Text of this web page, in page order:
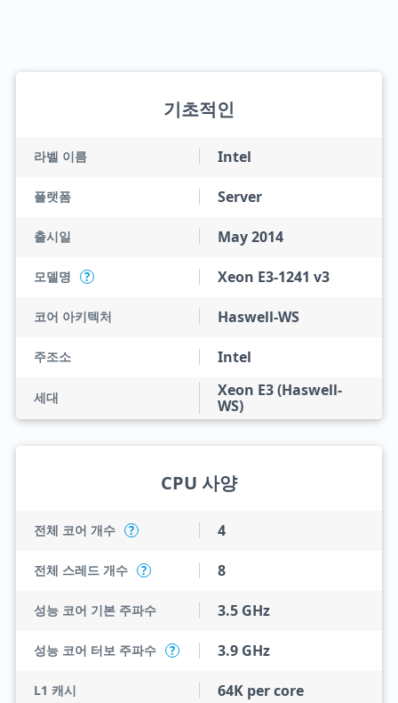
기초적인
라벨 이름 Intel
플랫폼 Server
출시일 May 2014
모델명 ? Xeon E3-1241 v3
코어 아키텍처 Haswell-WS
주조소 Intel
세대
Xeon E3 (Haswell-
WS)
CPU 사양
전체 코어 개수 ? 4
전체 스레드 개수 ? 8
성능 코어 기본 주파수 3.5 GHz
성능 코어 터보 주파수 ? 3.9 GHz
L1 캐시 64K per core